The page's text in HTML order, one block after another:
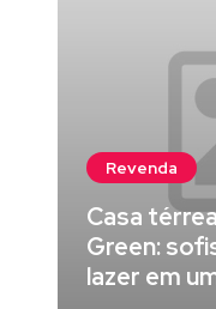
Revenda
Casa
Green:
lazer em